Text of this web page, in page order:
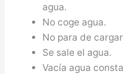
agua.
No coge agua.
No para de
Se sale el agua.
Vacía agua